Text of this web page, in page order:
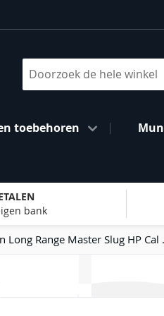
toebehoren
bank
Long Range Master Slug HP